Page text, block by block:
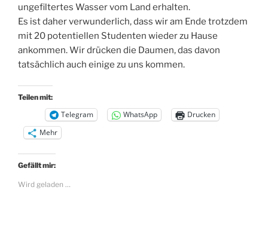
ungefiltertes Wasser vom Land erhalten.
Es ist daher verwunderlich, dass wir am Ende trotzdem
mit 20 potentiellen Studenten wieder zu Hause
ankommen. Wir drücken die Daumen, das davon
tatsächlich auch einige zu uns kommen.
Teilen mit:
Telegram WhatsApp
Drucken
Mehr
Gefällt mir:
Wird geladen …